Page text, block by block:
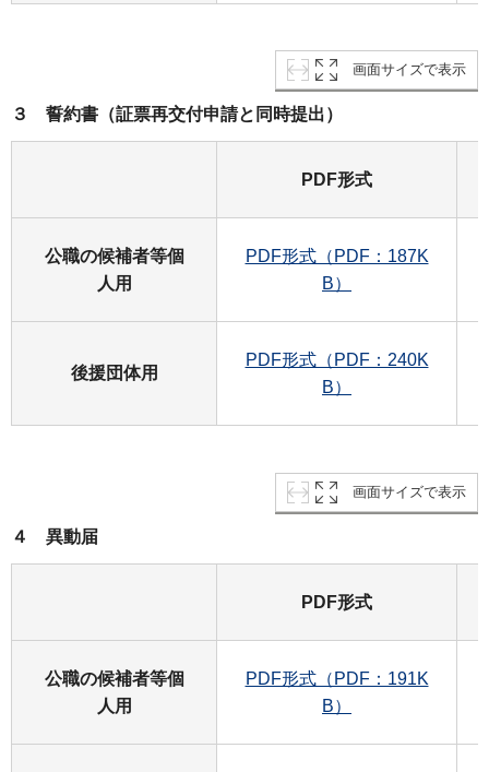
画面サイズで表示
３ 誓約書（証票再交付申請と同時提出）
PDF形式
公職の候補者等個
人用
PDF形式（PDF：187K
B）
後援団体用
PDF形式（PDF：240K
B）
画面サイズで表示
４ 異動届
PDF形式
公職の候補者等個
人用
PDF形式（PDF：191K
B）